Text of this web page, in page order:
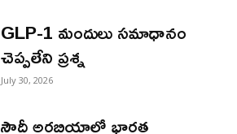
GLP-1 మందులు సమాధానం
చెప్పలేని ప్రశ్న
July 30, 2026
సౌదీ అరబియాలో భారత